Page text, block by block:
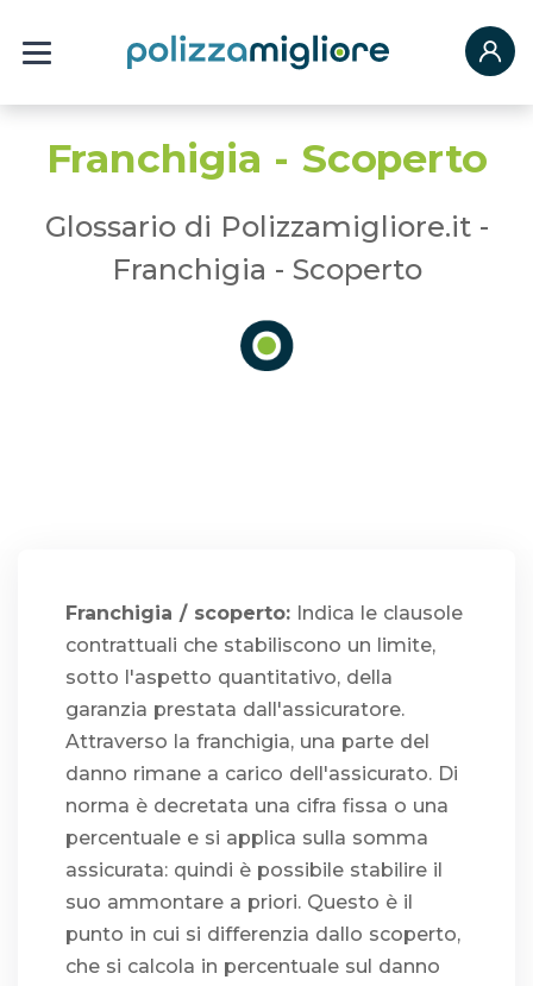
Franchigia - Scoperto
Glossario di Polizzamigliore.it -
Franchigia - Scoperto
Franchigia / scoperto: Indica le clausole
contrattuali che stabiliscono un limite,
sotto l'aspetto quantitativo, della
garanzia prestata dall'assicuratore.
Attraverso la franchigia, una parte del
danno rimane a carico dell'assicurato. Di
norma è decretata una cifra fissa o una
percentuale e si applica sulla somma
assicurata: quindi è possibile stabilire il
suo ammontare a priori. Questo è il
punto in cui si differenzia dallo scoperto,
che si calcola in percentuale sul danno